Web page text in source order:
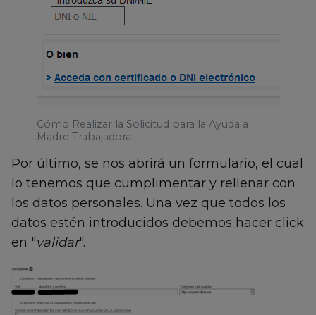
Cómo Realizar la Solicitud para la Ayuda a
Madre Trabajadora
Por último, se nos abrirá un formulario, el cual
lo tenemos que cumplimentar y rellenar con
los datos personales. Una vez que todos los
datos estén introducidos debemos hacer click
en "validar".